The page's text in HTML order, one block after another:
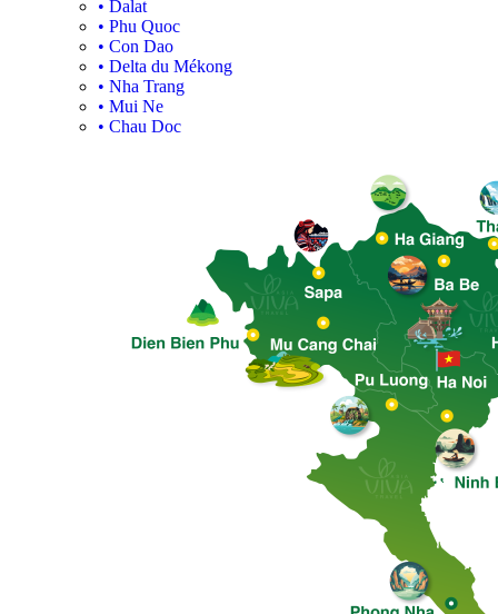
• Dalat
• Phu Quoc
• Con Dao
• Delta du Mékong
• Nha Trang
• Mui Ne
• Chau Doc